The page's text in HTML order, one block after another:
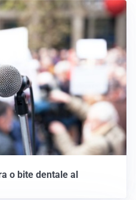
o bite dentale al